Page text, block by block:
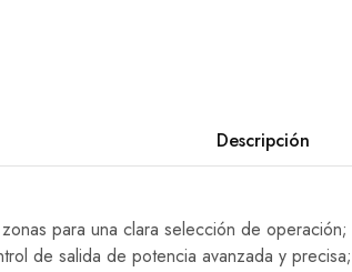
Descripción
para una clara selección de operación;
de salida de potencia avanzada y precisa;